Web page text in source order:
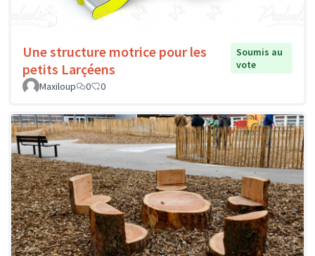
Une structure motrice pour les
petits Larçéens
Soumis au
vote
Maxiloup
0 0